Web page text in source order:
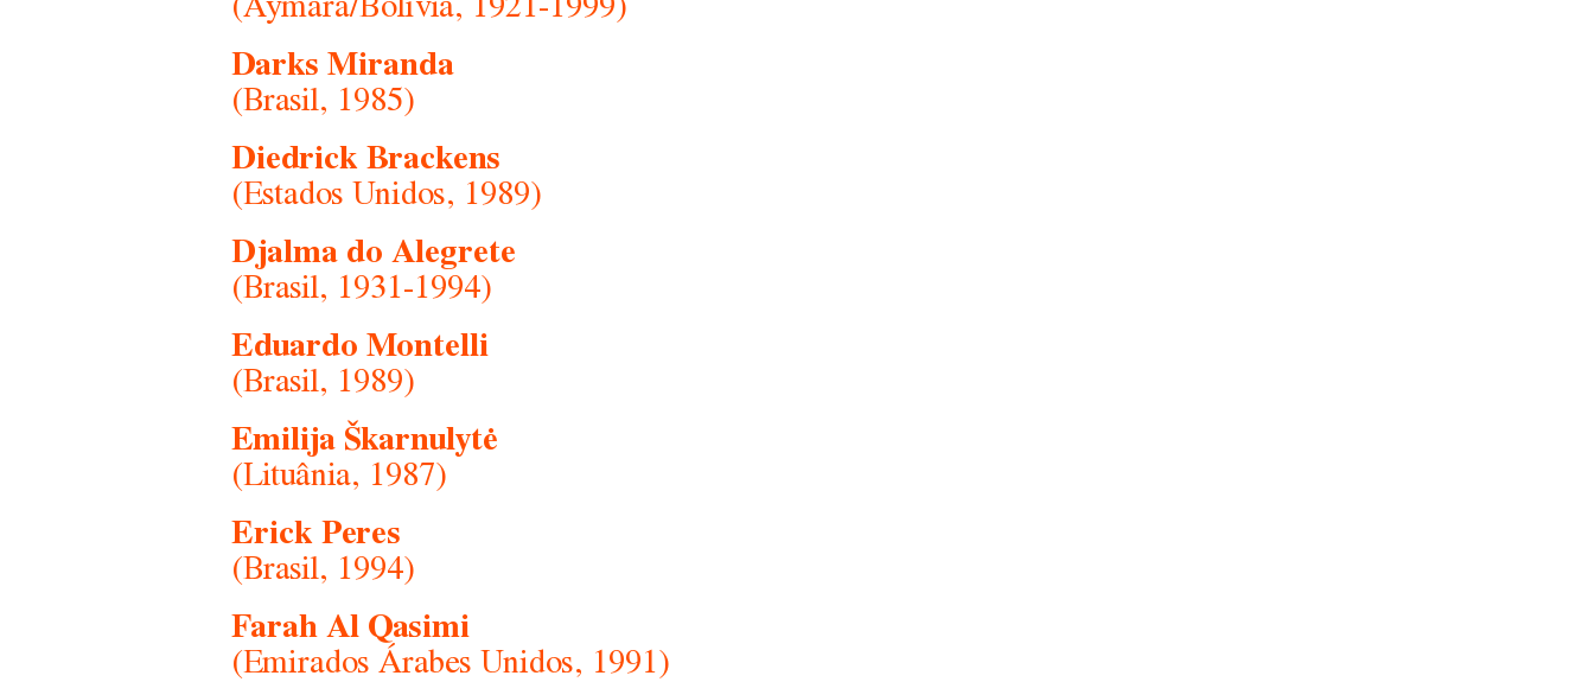
Darks Miranda
(Brasil, 1985)
Diedrick Brackens
(Estados Unidos, 1989)
Djalma do Alegrete
(Brasil, 1931-1994)
Eduardo Montelli
(Brasil, 1989)
Emilija Škarnulytė
(Lituânia, 1987)
Erick Peres
(Brasil, 1994)
Farah Al Qasimi
(Emirados Árabes Unidos, 1991)